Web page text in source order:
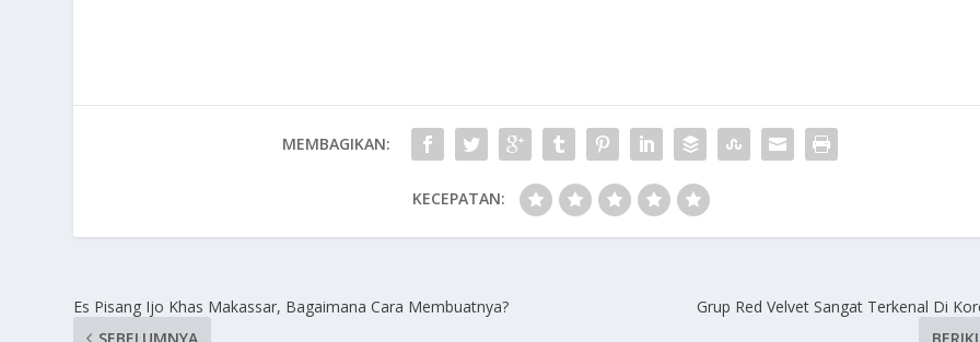
MEMBAGIKAN:
KECEPATAN:
Es Pisang Ijo Khas Makassar, Bagaimana Cara Membuatnya?
Grup Red Velvet Sangat Terkenal Di